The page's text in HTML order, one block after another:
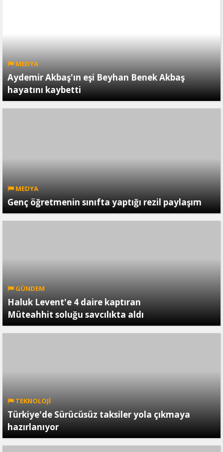
MEDYA
Aydemir Akbaş'ın eşi Beyhan Benek Akbaş
hayatını kaybetti
MEDYA
Genç öğretmenin sınıfta yaptığı rezil paylaşım
GÜNDEM
Haluk Levent'e 4 daire kaptıran
Müteahhit soluğu savcılıkta aldı
TEKNOLOJİ
Türkiye'de Sürücüsüz taksiler yola çıkmaya
hazırlanıyor